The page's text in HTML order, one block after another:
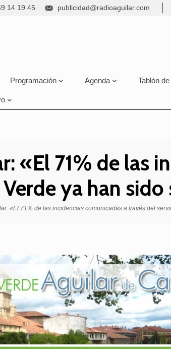
14 19 45 publicidad@radioaguilar.com
Programación Agenda Tablón
«El 71% de las
ya han
«El 71% de las incidencias comunicadas a través del